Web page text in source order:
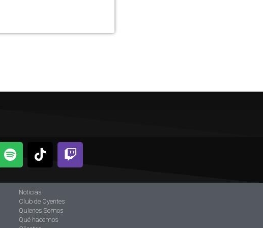
Noticias
Club de Oyentes
Quienes Somos
Qué hacemos